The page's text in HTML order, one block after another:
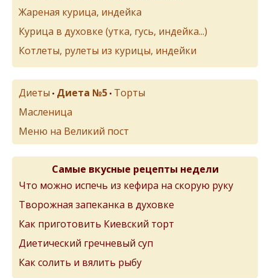
Жареная курица, индейка
Курица в духовке (утка, гусь, индейка...)
Котлеты, рулеты из курицы, индейки
Диеты • Диета №5 • Торты
Масленица
Меню на Великий пост
Самые вкусные рецепты недели
Что можно испечь из кефира на скорую руку
Творожная запеканка в духовке
Как приготовить Киевский торт
Диетический гречневый суп
Как солить и вялить рыбу